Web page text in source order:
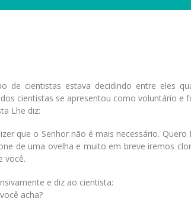
de cientistas estava decidindo entre eles
cientistas se apresentou como voluntário e
Lhe diz:
que o Senhor não é mais necessário. Quero
de uma ovelha e muito em breve iremos
você.
e diz ao cientista:
acha?